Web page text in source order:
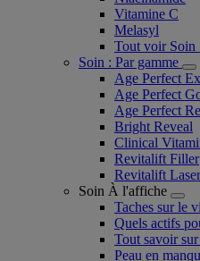
Vitamine C
Melasyl
Tout voir Soin
Soin : Par gamme
Age Perfect
Age Perfect
Age Perfect
Bright Reveal
Clinical
Revitalift Filler
Revitalift Laser
Soin À l'affiche
Taches sur le
Quels actifs
Tout savoir
Peau en